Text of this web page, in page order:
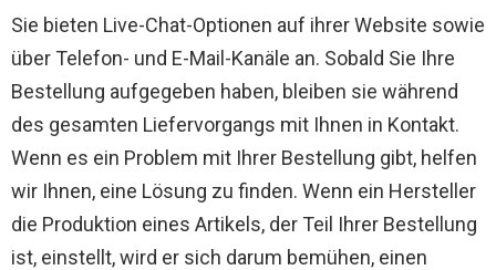
Sie bieten Live-Chat-Optionen auf ihrer Website sowie
über Telefon- und E-Mail-Kanäle an. Sobald Sie Ihre
Bestellung aufgegeben haben, bleiben sie während
des gesamten Liefervorgangs mit Ihnen in Kontakt.
Wenn es ein Problem mit Ihrer Bestellung gibt, helfen
wir Ihnen, eine Lösung zu finden. Wenn ein Hersteller
die Produktion eines Artikels, der Teil Ihrer Bestellung
ist, einstellt, wird er sich darum bemühen, einen